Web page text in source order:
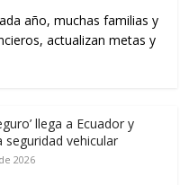
año, muchas familias y
actualizan metas y
llega a Ecuador y
vehicular
2026